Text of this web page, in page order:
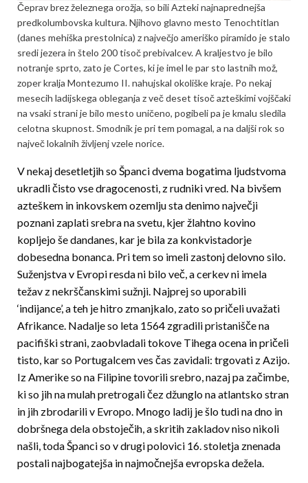
Čeprav brez železnega orožja, so bili Azteki najnaprednejša
predkolumbovska kultura. Njihovo glavno mesto Tenochtitlan
(danes mehiška prestolnica) z največjo ameriško piramido je stalo
sredi jezera in štelo 200 tisoč prebivalcev. A kraljestvo je bilo
notranje sprto, zato je Cortes, ki je imel le par sto lastnih mož,
zoper kralja Montezumo II. nahujskal okoliške kraje. Po nekaj
mesecih ladijskega obleganja z več deset tisoč azteškimi vojščaki
na vsaki strani je bilo mesto uničeno, pogibeli pa je kmalu sledila
celotna skupnost. Smodnik je pri tem pomagal, a na daljši rok so
največ lokalnih življenj vzele norice.
V nekaj desetletjih so Španci dvema bogatima ljudstvoma
ukradli čisto vse dragocenosti, z rudniki vred. Na bivšem
azteškem in inkovskem ozemlju sta denimo največji
poznani zaplati srebra na svetu, kjer žlahtno kovino
kopljejo še dandanes, kar je bila za konkvistadorje
dobesedna bonanca. Pri tem so imeli zastonj delovno silo.
Suženjstva v Evropi resda ni bilo več, a cerkev ni imela
težav z nekrščanskimi sužnji. Najprej so uporabili
‘indijance’, a teh je hitro zmanjkalo, zato so pričeli uvažati
Afrikance. Nadalje so leta 1564 zgradili pristanišče na
pacifiški strani, zaobvladali tokove Tihega ocena in pričeli
tisto, kar so Portugalcem ves čas zavidali: trgovati z Azijo.
Iz Amerike so na Filipine tovorili srebro, nazaj pa začimbe,
ki so jih na mulah pretrogali čez džunglo na atlantsko stran
in jih zbrodarili v Evropo. Mnogo ladij je šlo tudi na dno in
dobršnega dela obstoječih, a skritih zakladov niso nikoli
našli, toda Španci so v drugi polovici 16. stoletja znenada
postali najbogatejša in najmočnejša evropska dežela.